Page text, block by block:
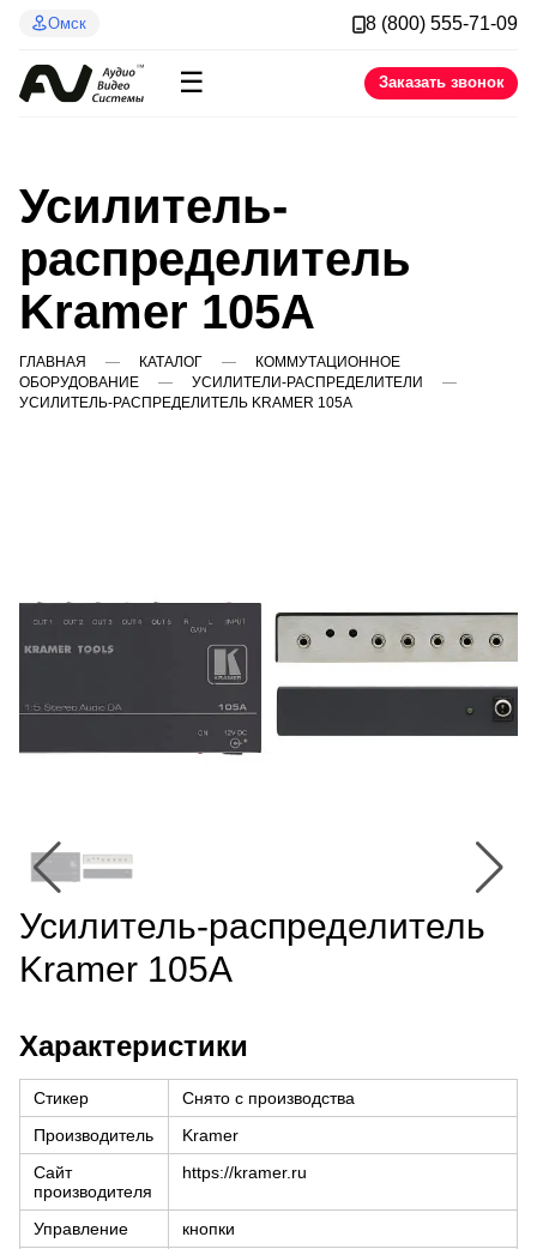
Омск 8 (800) 555-71-09
☰ Заказать звонок
Усилитель-
распределитель
Kramer 105A
ГЛАВНАЯ КАТАЛОГ
КОММУТАЦИОННОЕ
ОБОРУДОВАНИЕ
УСИЛИТЕЛИ-РАСПРЕДЕЛИТЕЛИ
УСИЛИТЕЛЬ-РАСПРЕДЕЛИТЕЛЬ KRAMER 105A
Усилитель-распределитель
Kramer 105A
Характеристики
Стикер
Снято с производства
Производитель
Kramer
Сайт
производителя
https://kramer.ru
Управление
кнопки